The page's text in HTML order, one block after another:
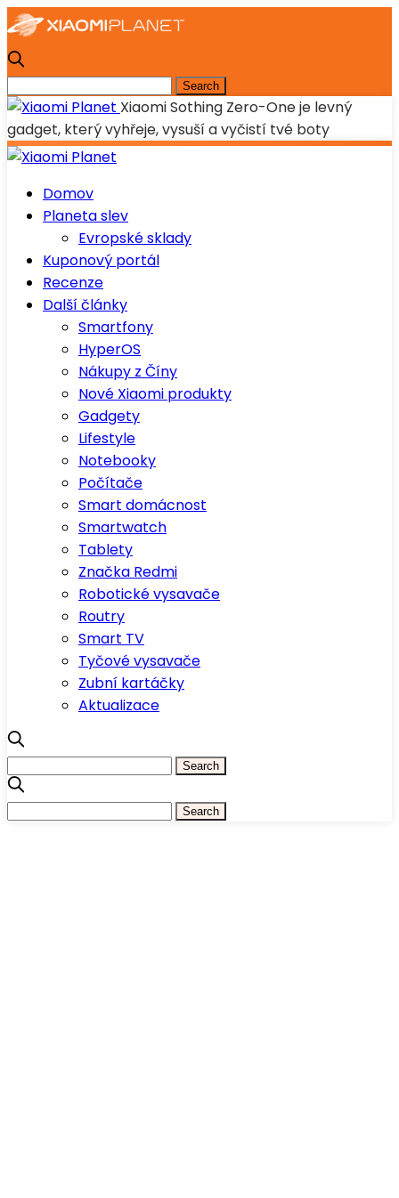
Xiaomi Sothing Zero-One je levný
gadget, který vyhřeje, vysuší a vyčistí tvé boty
Domov
Planeta slev
Evropské sklady
Kuponový portál
Recenze
Další články
Smartfony
HyperOS
Nákupy z Číny
Nové Xiaomi produkty
Gadgety
Lifestyle
Notebooky
Počítače
Smart domácnost
Smartwatch
Tablety
Značka Redmi
Robotické vysavače
Routry
Smart TV
Tyčové vysavače
Zubní kartáčky
Aktualizace